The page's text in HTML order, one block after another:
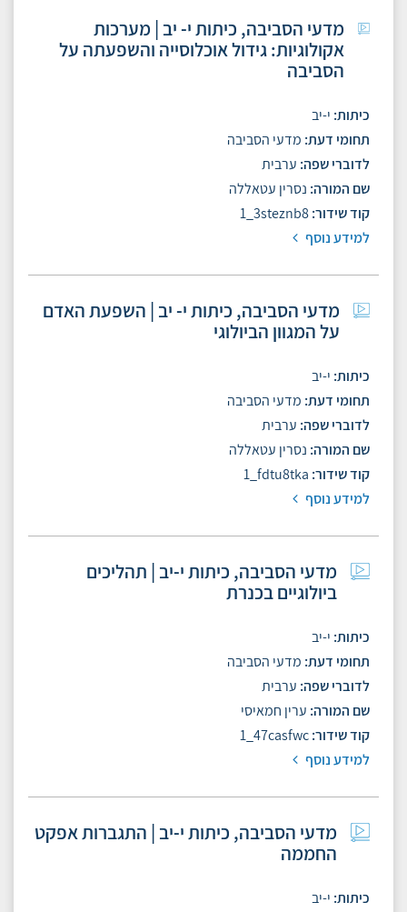
מדעי הסביבה, כיתות י- יב | מערכות
אקולוגיות: גידול אוכלוסייה והשפעתה על
הסביבה
כיתות י-יב
תחומי דעת מדעי הסביבה
לדוברי שפה ערבית
שם המורה נסרין עטאללה
קוד שידור1_3steznb8
למידע נוסף
מדעי הסביבה, כיתות י- יב | השפעת האדם
על המגוון הביולוגי
כיתות י-יב
תחומי דעת מדעי הסביבה
לדוברי שפה ערבית
שם המורה נסרין עטאללה
קוד שידור 1_fdtu8tka
למידע נוסף
מדעי הסביבה, כיתות י-יב | תהליכים
ביולוגיים בכנרת
כיתות י-יב
תחומי דעת מדעי הסביבה
לדוברי שפה ערבית
שם המורה ערין חמאיסי
קוד שידור1_47casfwc
למידע נוסף
מדעי הסביבה, כיתות י-יב | התגברות אפקט
החממה
כיתות י-יב